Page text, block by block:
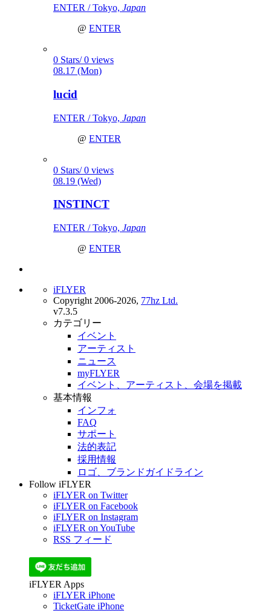
ENTER / Tokyo, Japan
@ ENTER
0 Stars/ 0 views
08.17 (Mon)
lucid
ENTER / Tokyo, Japan
@ ENTER
0 Stars/ 0 views
08.19 (Wed)
INSTINCT
ENTER / Tokyo, Japan
@ ENTER
iFLYER
Copyright 2006-2026, 77hz Ltd.
v7.3.5
カテゴリー
イベント
アーティスト
ニュース
myFLYER
イベント、アーティスト、会場を掲載
基本情報
インフォ
FAQ
サポート
法的表記
採用情報
ロゴ、ブランドガイドライン
Follow iFLYER
iFLYER on Twitter
iFLYER on Facebook
iFLYER on Instagram
iFLYER on YouTube
RSS フィード
iFLYER Apps
iFLYER iPhone
TicketGate iPhone